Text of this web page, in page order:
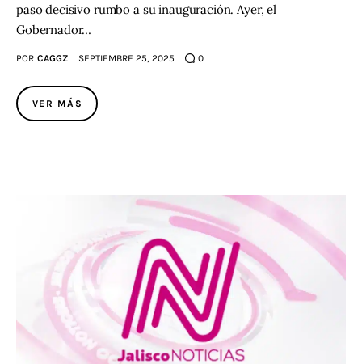
paso decisivo rumbo a su inauguración. Ayer, el
Gobernador…
POR CAGGZ SEPTIEMBRE 25, 2025 0
VER MÁS